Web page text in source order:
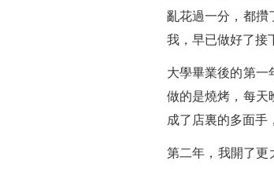
亂花過一分，都攢
我，早已做好了接
大學畢業後的第一
做的是燒烤，每天
成了店裏的多面
第二年，我開了更